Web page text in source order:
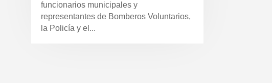
funcionarios municipales y
representantes de Bomberos Voluntarios,
la Policía y el...